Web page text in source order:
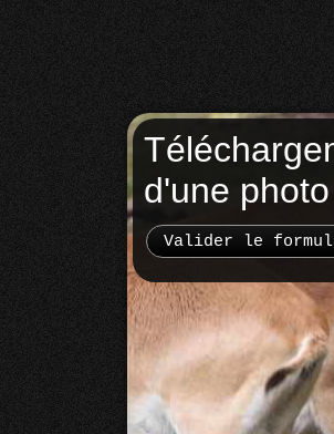
d'une photo